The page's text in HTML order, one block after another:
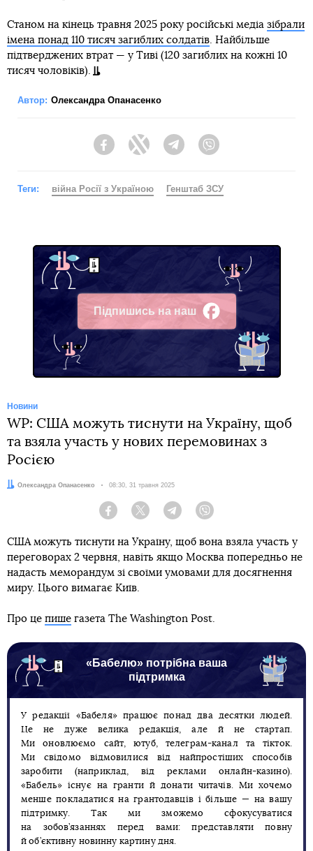
Станом на кінець травня 2025 року російські медіа зібрали
імена понад 110 тисяч загиблих солдатів. Найбільше
підтверджених втрат — у Тиві (120 загиблих на кожні 10
тисяч чоловіків).
Автор: Олександра Опанасенко
FacebookTwitter Telegram
Теги: війна Росії з Україною Генштаб ЗСУ
Підпишись на наш
Facebook
Новини
WP: США можуть тиснути на Україну, щоб
та взяла участь у нових перемовинах з
Росією
Автор:
Олександра Опанасенко Дата:
08:30, 31 травня 2025
Facebook Twitter Telegram
США можуть тиснути на Україну, щоб вона взяла участь у
переговорах 2 червня, навіть якщо Москва попередньо не
надасть меморандум зі своїми умовами для досягнення
миру. Цього вимагає Київ.
Про це пише газета The Washington Post.
«Бабелю» потрібна ваша
підтримка
У редакції «Бабеля» працює понад два десятки людей.
Це не дуже велика редакція, але й не стартап.
Ми оновлюємо сайт, ютуб, телеграм-канал та тікток.
Ми свідомо відмовилися від найпростіших способів
заробити (наприклад, від реклами онлайн-казино).
«Бабель» існує на гранти й донати читачів. Ми хочемо
менше покладатися на грантодавців і більше — на вашу
підтримку. Так ми зможемо сфокусуватися
на зобов’язаннях перед вами: представляти повну
й об’єктивну новинну картину дня.